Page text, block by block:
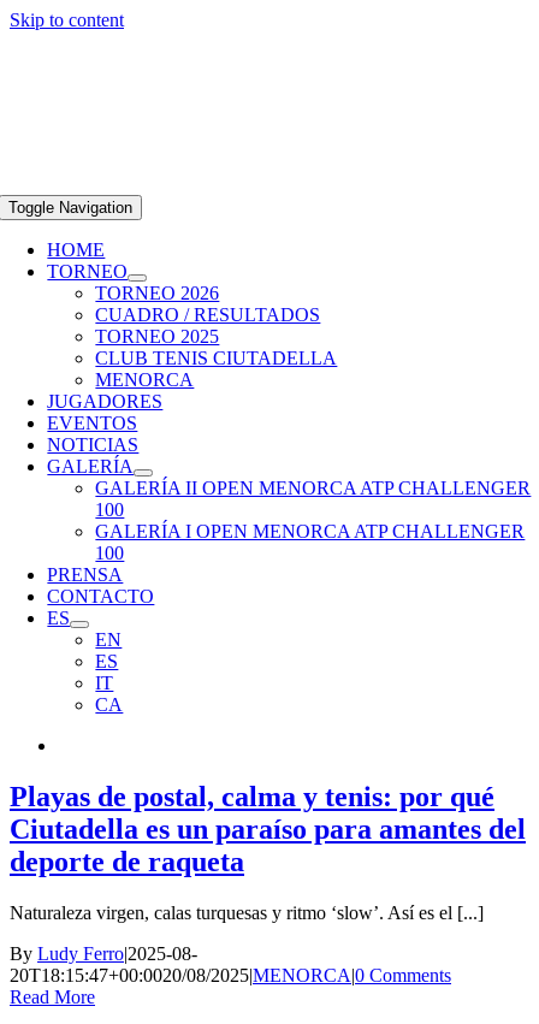
Skip to content
Toggle Navigation
HOME
TORNEO
TORNEO 2026
CUADRO / RESULTADOS
TORNEO 2025
CLUB TENIS CIUTADELLA
MENORCA
JUGADORES
EVENTOS
NOTICIAS
GALERÍA
GALERÍA II OPEN MENORCA ATP CHALLENGER
100
GALERÍA I OPEN MENORCA ATP CHALLENGER
100
PRENSA
CONTACTO
ES
EN
ES
IT
CA
Playas de postal, calma y tenis: por qué
Ciutadella es un paraíso para amantes del
deporte de raqueta
Naturaleza virgen, calas turquesas y ritmo ‘slow’. Así es el [...]
By Ludy Ferro|2025-08-
20T18:15:47+00:0020/08/2025|MENORCA|0 Comments
Read More